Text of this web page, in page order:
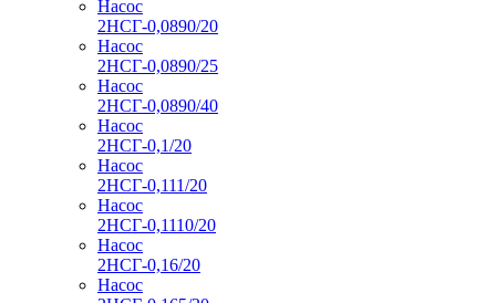
Насос
2НСГ-0,0890/20
Насос
2НСГ-0,0890/25
Насос
2НСГ-0,0890/40
Насос
2НСГ-0,1/20
Насос
2НСГ-0,111/20
Насос
2НСГ-0,1110/20
Насос
2НСГ-0,16/20
Насос